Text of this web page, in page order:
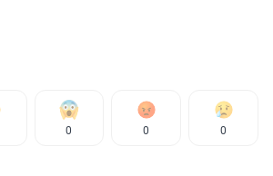
0 0 0